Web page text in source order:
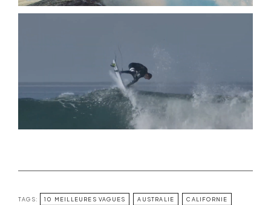
TAGS: 10 MEILLEURES VAGUES AUSTRALIE CALIFORNIE